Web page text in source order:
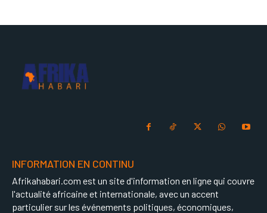
INFORMATION EN CONTINU
Afrikahabari.com est un site d'information en ligne qui couvre
l'actualité africaine et internationale, avec un accent
particulier sur les événements politiques, économiques,